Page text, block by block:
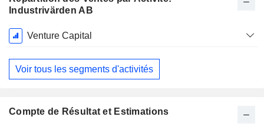
Industrivärden AB
Période
Fiscale:
Décembre
Venture Capital
Voir tous les segments d'activités
Compte de Résultat et Estimations